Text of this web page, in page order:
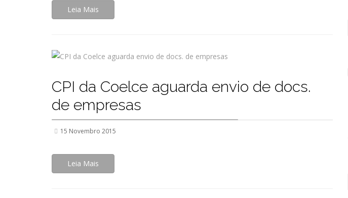
Leia Mais
CPI da Coelce aguarda envio de docs.
de empresas
15 Novembro 2015
Leia Mais